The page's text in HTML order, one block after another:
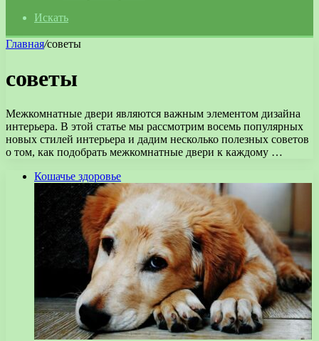
Искать
Главная/советы
советы
Межкомнатные двери являются важным элементом дизайна
интерьера. В этой статье мы рассмотрим восемь популярных
новых стилей интерьера и дадим несколько полезных советов
о том, как подобрать межкомнатные двери к каждому …
Кошачье здоровье